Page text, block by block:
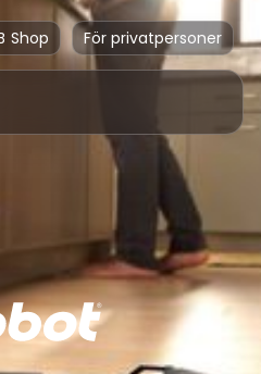
Shop För privatpersoner